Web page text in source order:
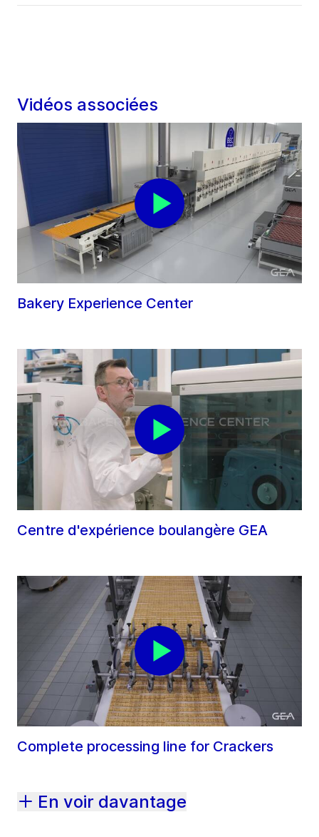
Vidéos associées
Bakery Experience Center
Centre d'expérience boulangère GEA
Complete processing line for Crackers
En voir davantage